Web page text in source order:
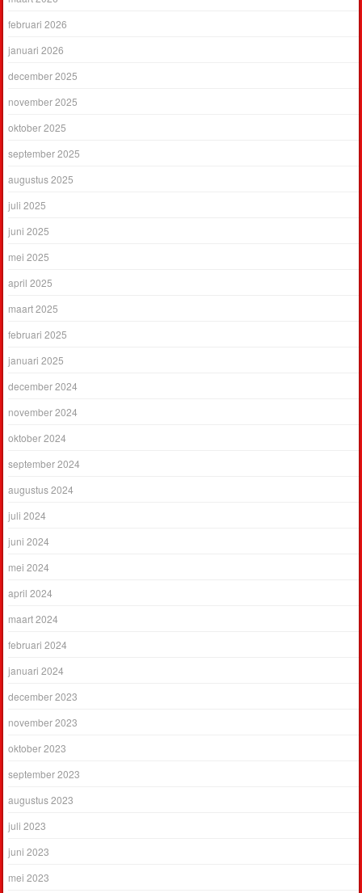
februari 2026
januari 2026
december 2025
november 2025
oktober 2025
september 2025
augustus 2025
juli 2025
juni 2025
mei 2025
april 2025
maart 2025
februari 2025
januari 2025
december 2024
november 2024
oktober 2024
september 2024
augustus 2024
juli 2024
juni 2024
mei 2024
april 2024
maart 2024
februari 2024
januari 2024
december 2023
november 2023
oktober 2023
september 2023
augustus 2023
juli 2023
juni 2023
mei 2023